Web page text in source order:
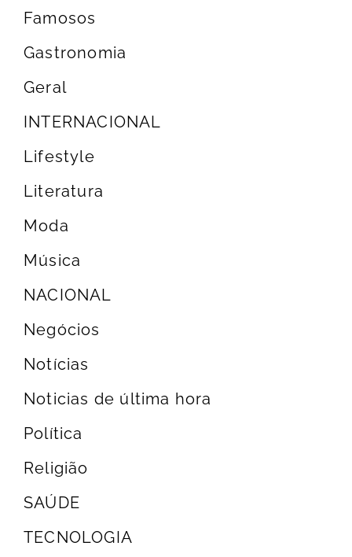
Famosos
Gastronomia
Geral
INTERNACIONAL
Lifestyle
Literatura
Moda
Música
NACIONAL
Negócios
Notícias
Noticias de última hora
Política
Religião
SAÚDE
TECNOLOGIA